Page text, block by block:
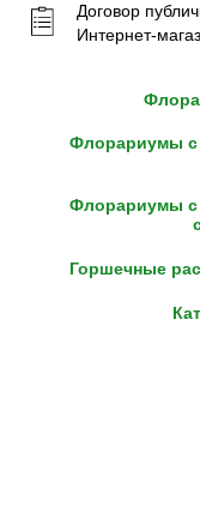
Договор
Интернет-
Флорариумы с
Флорариумы с
Горшечные